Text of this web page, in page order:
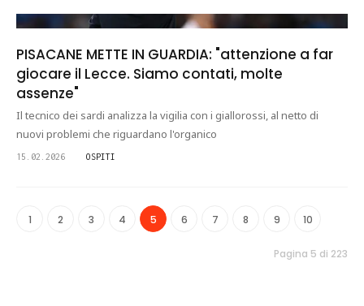
PISACANE METTE IN GUARDIA: "attenzione a far
giocare il Lecce. Siamo contati, molte
assenze"
Il tecnico dei sardi analizza la vigilia con i giallorossi, al netto di
nuovi problemi che riguardano l'organico
15.02.2026 OSPITI
1 2 3 4 5 6 7 8 9 10
Pagina 5 di 223